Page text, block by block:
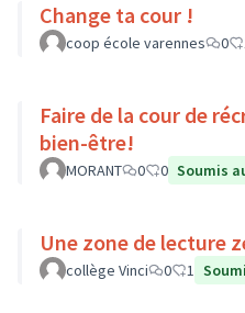
Change ta cour !
coop école varennes 0
Faire de la cour de
bien-être!
MORANT 0 0 Soumis
Une zone de lecture
collège Vinci 0 1